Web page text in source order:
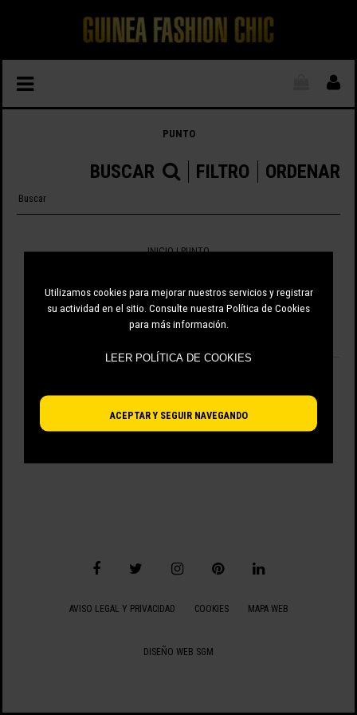
Utilizamos cookies para mejorar nuestros servicios y registrar
su actividad en el sitio. Consulte nuestra Política de Cookies
para más información.
ACEPTAR Y SEGUIR NAVEGANDO
PUNTO
ORDENAR
FILTRO
BUSCAR
INICIO| PUNTO
AVISO LEGAL Y PRIVACIDAD COOKIES MAPA WEB
DISEÑO WEB SGM
LEER POLÍTICA DE COOKIES